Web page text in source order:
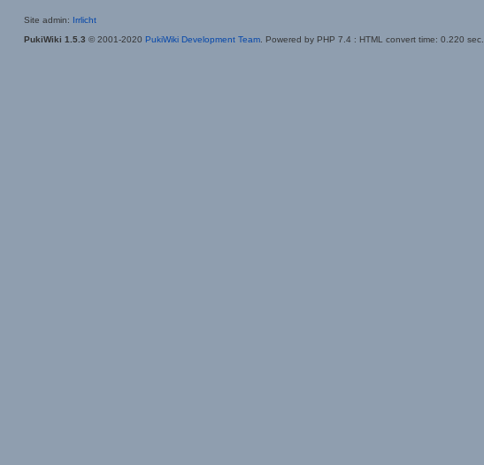
Site admin: Irrlicht
PukiWiki 1.5.3 © 2001-2020 PukiWiki Development Team. Powered by PHP 7.4 : HTML convert time: 0.220 sec.